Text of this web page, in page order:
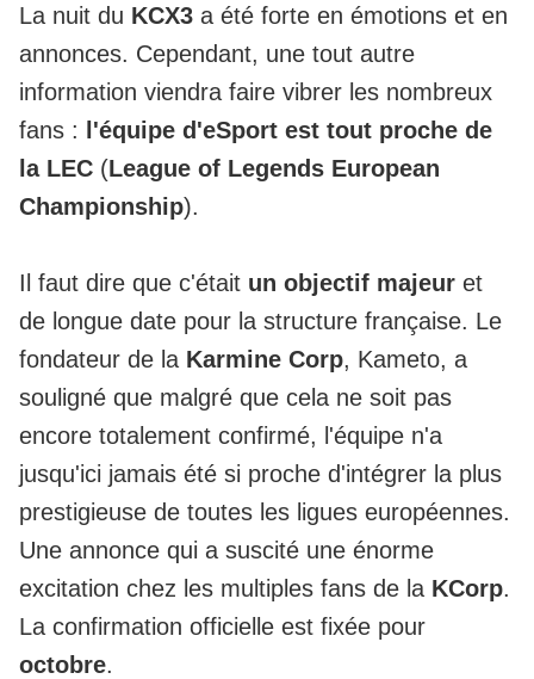
La nuit du KCX3 a été forte en émotions et en
annonces. Cependant, une tout autre
information viendra faire vibrer les nombreux
fans :
l'équipe d'eSport est tout proche de
la LEC (League of Legends European
Championship).
Il faut dire que c'était un objectif majeur et
de longue date pour la structure française. Le
fondateur de la Karmine Corp, Kameto, a
souligné que malgré que cela ne soit pas
encore totalement confirmé, l'équipe n'a
jusqu'ici jamais été si proche d'intégrer la plus
prestigieuse de toutes les ligues européennes.
Une annonce qui a suscité une énorme
excitation chez les multiples fans de la KCorp.
La confirmation officielle est fixée pour
octobre.